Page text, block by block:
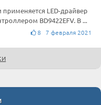
LED-драйвер
BD9422EFV. В ...
8 7 февраля 2021